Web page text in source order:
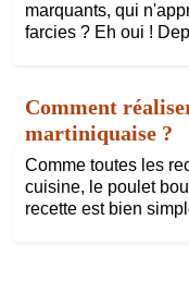
marquants, qui
farcies ? Eh oui !
Comment
martiniquaise ?
Comme toutes les
cuisine, le poulet
recette est bien